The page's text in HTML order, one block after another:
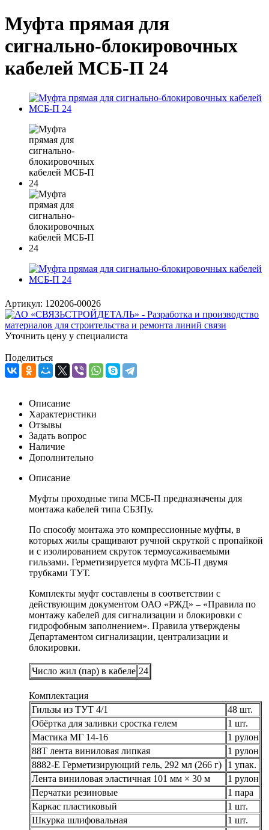
Муфта прямая для
сигнально-блокировочных
кабелей МСБ-П 24
Артикул: 120206-00026
Уточнить цену у специалиста
Поделиться
Описание
Характеристики
Отзывы
Задать вопрос
Наличие
Дополнительно
Описание
Муфты проходные типа МСБ-П предназначены для
монтажа кабелей типа СБЗПу.
По способу монтажа это компрессионные муфты, в
которых жилы сращивают ручной скруткой с пропайкой
и с изолированием скруток термоусаживаемыми
гильзами. Герметизируется муфта МСБ-П двумя
трубками ТУТ.
Комплекты муфт составлены в соответствии с
действующим документом ОАО «РЖД» – «Правила по
монтажу кабелей для сигнализации и блокировки с
гидрофобным заполнением». Правила утверждены
Департаментом сигнализации, централизации и
блокировки.
Число жил (пар) в кабеле 24
Комплектация
Гильзы из ТУТ 4/1
48 шт.
Обёртка для заливки сростка гелем
1 шт.
Мастика МГ 14-16
1 рулон
88Т лента виниловая липкая
1 рулон
8882-Е Герметизирующий гель, 292 мл (266 г)
1 упак.
Лента виниловая эластичная 101 мм × 30 м
1 рулон
Перчатки резиновые
1 пара
Каркас пластиковый
1 шт.
Шкурка шлифовальная
1 шт.